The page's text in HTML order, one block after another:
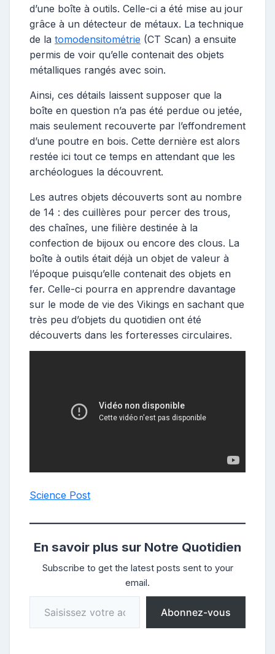
d’une boîte à outils. Celle-ci a été mise au jour
grâce à un détecteur de métaux. La technique
de la tomodensitométrie (CT Scan) a ensuite
permis de voir qu’elle contenait des objets
métalliques rangés avec soin.
Ainsi, ces détails laissent supposer que la
boîte en question n’a pas été perdue ou jetée,
mais seulement recouverte par l’effondrement
d’une poutre en bois. Cette dernière est alors
restée ici tout ce temps en attendant que les
archéologues la découvrent.
Les autres objets découverts sont au nombre
de 14 : des cuillères pour percer des trous,
des chaînes, une filière destinée à la
confection de bijoux ou encore des clous. La
boîte à outils était déjà un objet de valeur à
l’époque puisqu’elle contenait des objets en
fer. Celle-ci pourra en apprendre davantage
sur le mode de vie des Vikings en sachant que
très peu d’objets du quotidien ont été
découverts dans les forteresses circulaires.
Science Post
En savoir plus sur Notre Quotidien
Subscribe to get the latest posts sent to your
email.
Saisissez votre adresse e-mail…
Abonnez-vous